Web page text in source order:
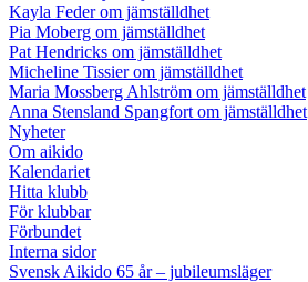
Kayla Feder om jämställdhet
Pia Moberg om jämställdhet
Pat Hendricks om jämställdhet
Micheline Tissier om jämställdhet
Maria Mossberg Ahlström om jämställdhet
Anna Stensland Spangfort om jämställdhet
Nyheter
Om aikido
Kalendariet
Hitta klubb
För klubbar
Förbundet
Interna sidor
Svensk Aikido 65 år – jubileumsläger